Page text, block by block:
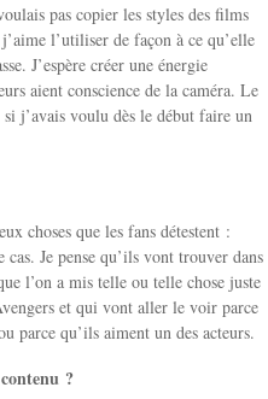
pas copier les styles des films
l’utiliser de façon à ce qu’elle
J’espère créer une énergie
aient conscience de la caméra. Le
j’avais voulu dès le début faire un
choses que les fans détestent :
Je pense qu’ils vont trouver dans
l’on a mis telle ou telle chose juste
et qui vont aller le voir parce
parce qu’ils aiment un des acteurs.
?